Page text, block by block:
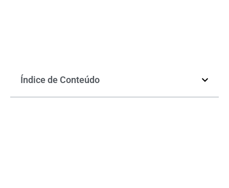
Índice de Conteúdo